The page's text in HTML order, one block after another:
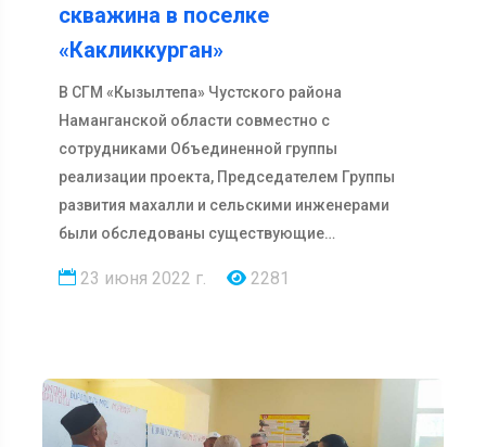
скважина в поселке
«Какликкурган»
В СГМ «Кызылтепа» Чустского района
Наманганской области совместно с
сотрудниками Объединенной группы
реализации проекта, Председателем Группы
развития махалли и сельскими инженерами
были обследованы существующие
23 июня 2022 г. 2281